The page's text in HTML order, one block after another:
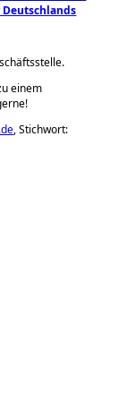
einem
, Stichwort: